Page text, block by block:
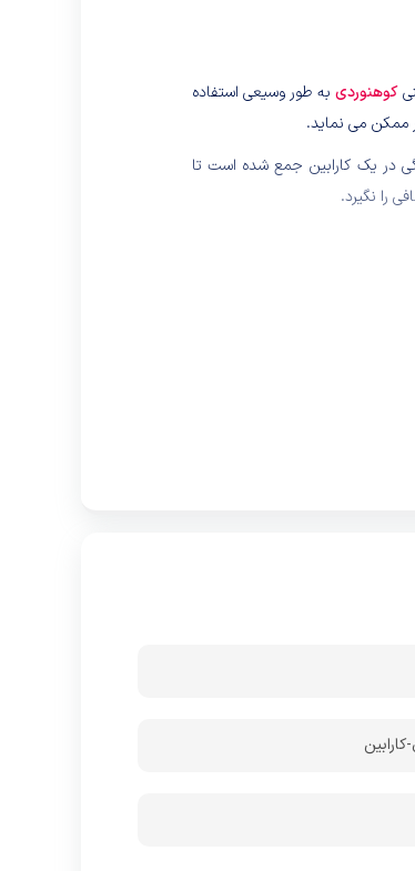
کوهنوردیبه طور وسیعی استفاده
ممکن می نماید.
ابزار میباشد که همگی در یک کارابین جمع شده است تا